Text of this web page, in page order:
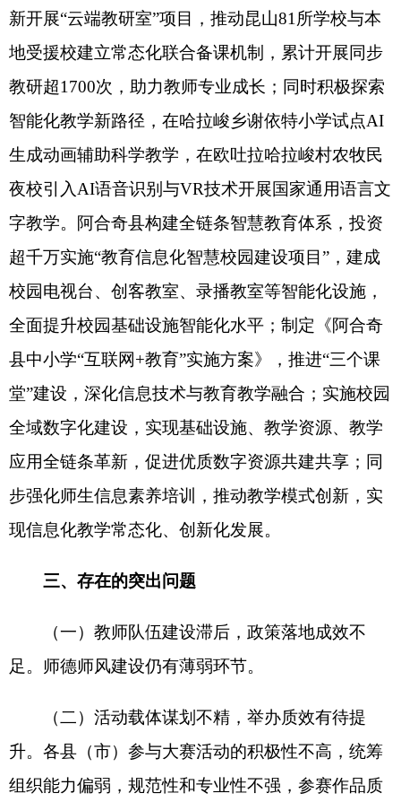
组织能力偏弱，规范性和专业性不强，参赛作品质
量整体偏低。如，在2025年第七届中华经典诵写讲
活动中，我州“经典诵读”赛项无获奖作品，赛事育
人成效未充分彰显。
（三）党建基础工作薄弱，责任落实不够严
实。党的创新理论武装质效不高。理论学习首学制
度落实不规范，个别学校党组织在支委会、党员大
度或未按要求落实首学内容的情况，同时存在学用
脱节、研讨缺位问题，理论学习未能有效转化为推
动工作的实际成效。“四化四好”培根铸魂行动推进
不严不实。党组织领导的校长负责制落实不严格，
个别学校未严格按照党组织议事规则和校长办公会
范，重大事项未做到一事一议。
（四）教研培训体系不健全，课堂教学提质乏
全，训后成果转化不足，培训供给不充分，难以满
足教师专业发展需求。二是备课与教学针对性不
错点把握不准，课件依赖度高，教学目标模糊、重
难点把握不准。三是作业批改与反馈效能偏低。作
机制有待完善，作业的教学诊断与促进作用有待进
一步提高。
（五）教辅读物管理松散，健康校园防线不